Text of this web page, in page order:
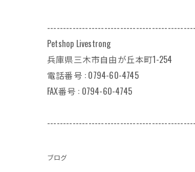
Petshop Livestrong
兵庫県三木市自由が丘本町1-254
電話番号 : 0794-60-4745
FAX番号 : 0794-60-4745
ブログ